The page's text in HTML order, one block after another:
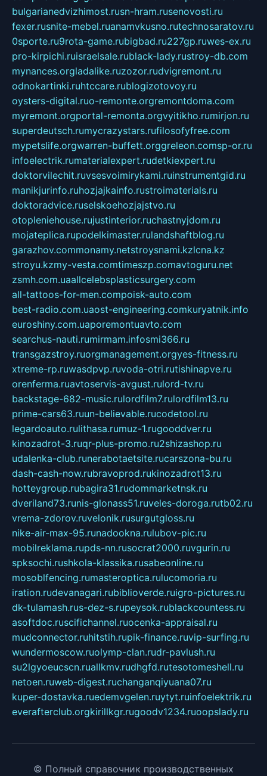
bulgarianedvizhimost.rusn-hram.rusenovosti.ru
fexer.rusnite-mebel.ruanamvkusno.rutechnosaratov.ru
0sporte.ru9rota-game.rubigbad.ru227gp.ruwes-ex.ru
pro-kirpichi.ruisraelsale.rublack-lady.rustroy-db.com
mynances.orgladalike.ruzozor.rudvigremont.ru
odnokartinki.ruhtccare.rublogizotovoy.ru
oysters-digital.ruo-remonte.orgremontdoma.com
myremont.orgportal-remonta.orgvyitikho.rumirjon.ru
superdeutsch.rumycrazystars.rufilosofyfree.com
mypetslife.orgwarren-buffett.orggreleon.comsp-or.ru
infoelectrik.rumaterialexpert.rudetkiexpert.ru
doktorvilechit.ruvsesvoimirykami.ruinstrumentgid.ru
manikjurinfo.ruhozjajkainfo.rustroimaterials.ru
doktoradvice.ruselskoehozjajstvo.ru
otopleniehouse.rujustinterior.ruchastnyjdom.ru
mojateplica.rupodelkimaster.rulandshaftblog.ru
garazhov.commonamy.netstroysnami.kzlcna.kz
stroyu.kzmy-vesta.comtimeszp.comavtoguru.net
zsmh.com.uaallcelebsplasticsurgery.com
all-tattoos-for-men.compoisk-auto.com
best-radio.com.uaost-engineering.comkuryatnik.info
euroshiny.com.uaporemontuavto.com
searchus-nauti.rumirmam.infosmi366.ru
transgazstroy.ruorgmanagement.orgyes-fitness.ru
xtreme-rp.ruwasdpvp.ruvoda-otri.rutishinapve.ru
orenferma.ruavtoservis-avgust.rulord-tv.ru
backstage-682-music.rulordfilm7.rulordfilm13.ru
prime-cars63.ruun-believable.rucodetool.ru
legardoauto.rulithasa.rumuz-1.rugooddver.ru
kinozadrot-3.ruqr-plus-promo.ru2shizashop.ru
udalenka-club.runerabotaetsite.rucarszona-bu.ru
dash-cash-now.rubravoprod.rukinozadrot13.ru
hotteygroup.rubagira31.rudommarketnsk.ru
dveriland73.runis-glonass51.ruveles-doroga.rutb02.ru
vrema-zdorov.ruvelonik.rusurgutgloss.ru
nike-air-max-95.runadookna.rulubov-pic.ru
mobilreklama.rupds-nn.rusocrat2000.ruvgurin.ru
spksochi.rushkola-klassika.rusabeonline.ru
mosoblfencing.rumasteroptica.rulucomoria.ru
iration.rudevanagari.rubiblioverde.ruigro-pictures.ru
dk-tulamash.rus-dez-s.rupeysok.rublackcountess.ru
asoftdoc.ruscifichannel.ruocenka-appraisal.ru
mudconnector.ruhitstih.rupik-finance.ruvip-surfing.ru
wundermoscow.ruolymp-clan.rudr-pavlush.ru
su2lgyoeucscn.ruallkmv.rudhgfd.rutesotomeshell.ru
netoen.ruweb-digest.ruchanganqiyuana07.ru
kuper-dostavka.ruedemvgelen.ruytyt.ruinfoelektrik.ru
everafterclub.orgkirillkgr.rugoodv1234.ruoopslady.ru
© Полный справочник производственных